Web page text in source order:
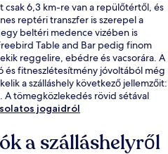
6,3 km-re van a repülőtértől, és
reptéri transzfer is szerepel a
beltéri medence vizében is
Table and Bar pedig finom
reggelire, ebédre és vacsorára. A
és fitneszlétesítmény jóvoltából még
a szálláshely következő jellemzőit:
A tömegközlekedés rövid sétával
metróállomás 11 perc, Lansdowne
jogaidról
a szálláshelyről